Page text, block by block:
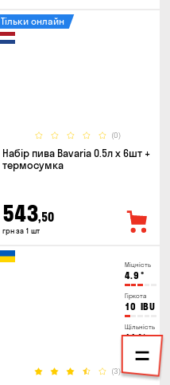
(0)
Тільки онлайн
Набір пива Bavaria 0.5л х 6шт +
термосумка
543,50
грн за 1 шт
Міцність
4.9 °
Гіркота
10 IBU
Щільність
11%
(3)